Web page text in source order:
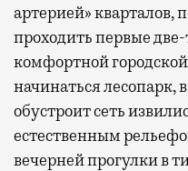
артерией» кварталов,
проходить первые
комфортной
начинаться лесопарк,
обустроит сеть
естественным
вечерней прогулки в